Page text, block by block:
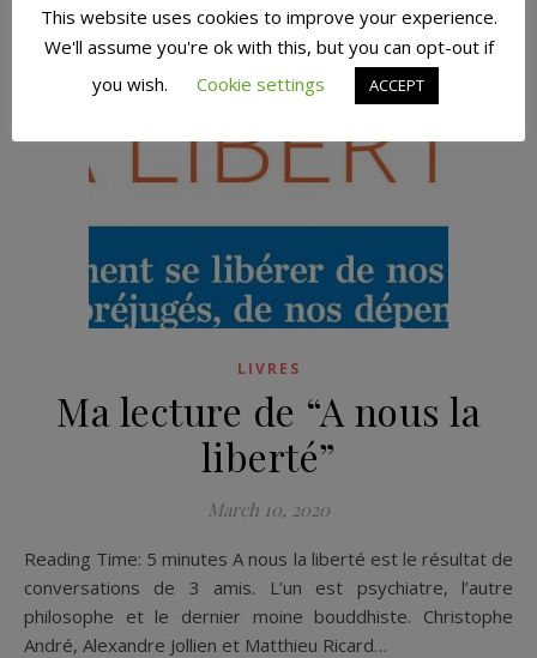
LIVRES
Ma lecture de “A nous la
liberté”
March 10, 2020
Reading Time: 5 minutes A nous la liberté est le résultat de
conversations de 3 amis. L’un est psychiatre, l’autre
philosophe et le dernier moine bouddhiste. Christophe
André, Alexandre Jollien et Matthieu Ricard…
This website uses cookies to improve your experience.
We'll assume you're ok with this, but you can opt-out if
you wish.
Cookie settings ACCEPT